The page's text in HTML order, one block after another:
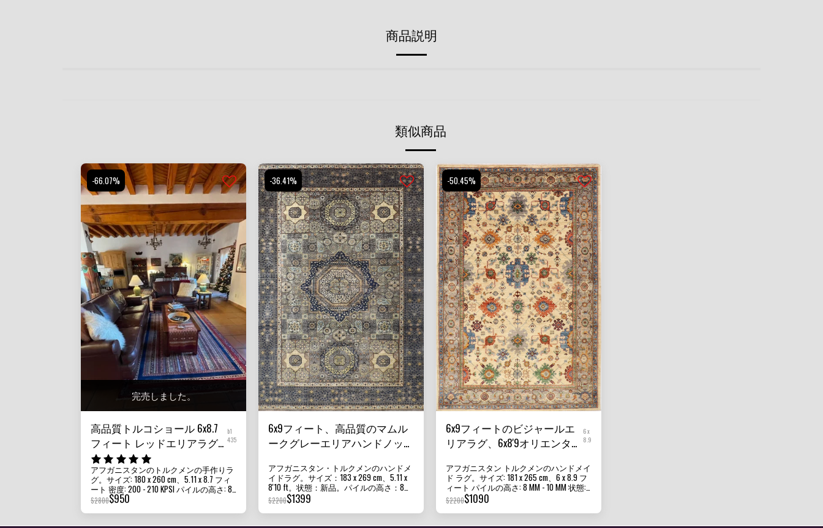
商品説明
類似商品
完売しました。
-66.07%
高品質トルコショール 6x8.7
フィート レッドエリアラグ
アフガンハンドノットラグ
リビングルーム用ラグ 野菜
染めラグ ダイニングテーブ
ルラグ ベッドルームラグ テ
ピチ
b1
435
アフガニスタンのトルクメンの手作りラ
グ。サイズ: 180 x 260 cm、5.11 x 8.7 フィ
ート 密度: 200 - 210 KPSI パイルの高さ: 8
MM - 10 MM 状態: 新品 素材: アフガン ガズ
$2800$950
-36.41%
6x9フィート、高品質のマムル
ークグレーエリアハンドノット
タン伝統ラグ、リビングルーム
用ラグ、オリエンタルラグ、オ
フィスラグ、ホームデコレーシ
ョン
アフガニスタン・トルクメンのハンドメ
イドラグ。サイズ：183 x 269 cm、5.11 x
8'10 ft。状態：新品。パイルの高さ：8
MM - 10 MM。密度：240 KPSI。素材：アフ
ガニスタン・ガズニウールとファンデー
ションコットン。原産国：アフガニスタ
$2200$1399
-50.45%
6x9フィートのビジャールエ
リアラグ、6x8'9オリエンタル
料ウールラグ、リビングルー
ムラグ、ダイニングテーブル
ラグ、子供部屋ラグ
6 x
8.9
アフガニスタン トルクメンのハンドメイ
ド ラグ。サイズ: 181 x 265 cm、6 x 8.9 フ
ィート パイルの高さ: 8 MM - 10 MM 状態:
新品 素材: アフガニスタン ガズニ ウール
とファンデーション コットン 原産国: ア
フガニスタン 当社のラグ、カーペット、
$2200$1090